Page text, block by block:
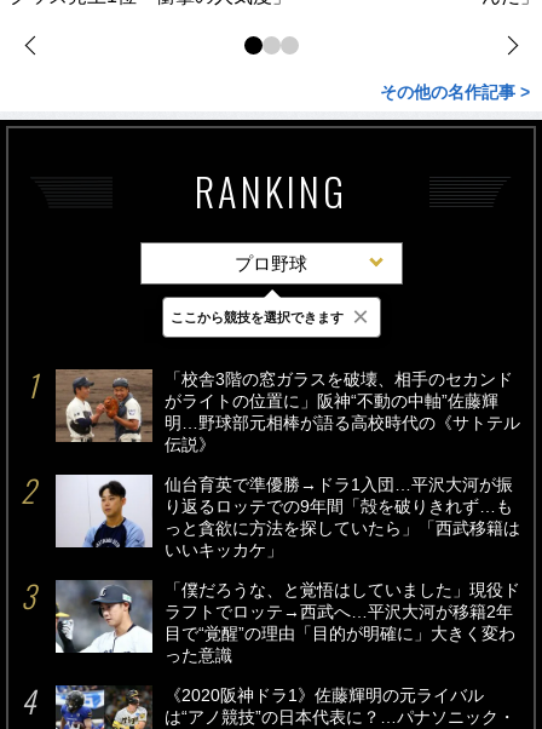
その他の名作記事 >
RANKING
プロ野球
最新 24時間 週間
「校舎3階の窓ガラスを破壊、相手のセカンド
がライトの位置に」阪神“不動の中軸”佐藤輝
明…野球部元相棒が語る高校時代の《サトテル
伝説》
仙台育英で準優勝→ドラ1入団…平沢大河が振
り返るロッテでの9年間「殻を破りきれず…も
っと貪欲に方法を探していたら」「西武移籍は
いいキッカケ」
「僕だろうな、と覚悟はしていました」現役ド
ラフトでロッテ→西武へ…平沢大河が移籍2年
目で“覚醒”の理由「目的が明確に」大きく変わ
った意識
《2020阪神ドラ1》佐藤輝明の元ライバル
は“アノ競技”の日本代表に？…パナソニック・
ここから競技を選択できます ×